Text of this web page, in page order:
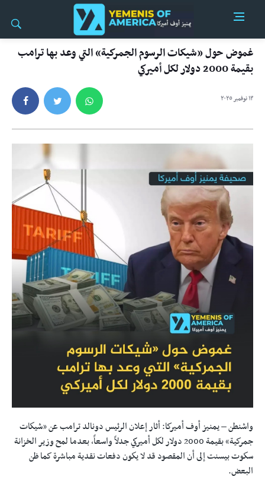
غموض حول «شيكات الرسوم الجمركية» التي وعد بها ترامب
بقيمة 2000 دولار لكل أميركي
١٣ نوفمبر ٢٠٢٥
واشنطن – يمنيز أوف أميركا: أثار إعلان الرئيس دونالد ترامب عن «شيكات
جمركية» بقيمة 2000 دولار لكل أميركي جدلاً واسعاً، بعدما لمح وزير الخزانة
سكوت بيسنت إلى أن المقصود قد لا يكون دفعات نقدية مباشرة كما ظن
البعض.